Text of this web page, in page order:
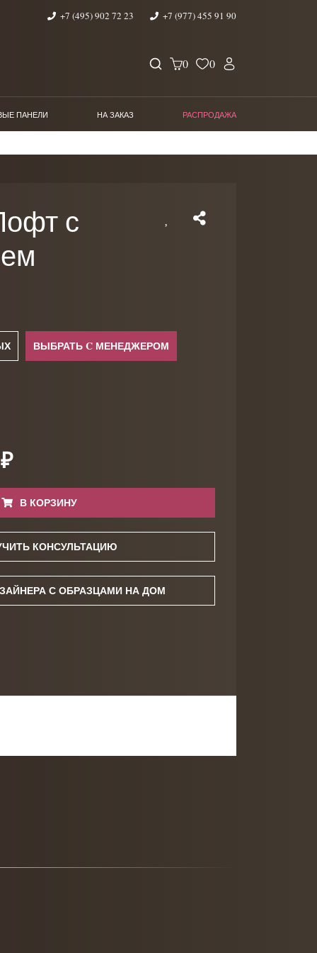
+7 (495) 902 72 23 +7 (977) 455 91 90
0 0
ПАНЕЛИ НА ЗАКАЗ РАСПРОДАЖА
с
ВЫБРАТЬ C МЕНЕДЖЕРОМ
В КОРЗИНУ
КОНСУЛЬТАЦИЮ
С ОБРАЗЦАМИ НА ДОМ